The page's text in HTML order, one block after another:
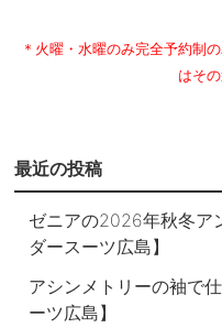
＊火曜・水曜のみ完全予約制
はそ
最近の投稿
ゼニアの2026年秋冬ア
ダースーツ広島】
アシンメトリーの袖で
ーツ広島】